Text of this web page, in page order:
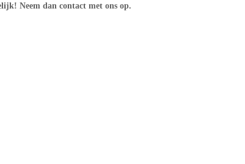
Neem dan contact met ons op.